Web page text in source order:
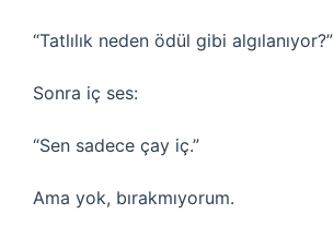
“Tatlılık neden ödül gibi algılanıyor?”
Sonra iç ses:
“Sen sadece çay iç.”
Ama yok, bırakmıyorum.